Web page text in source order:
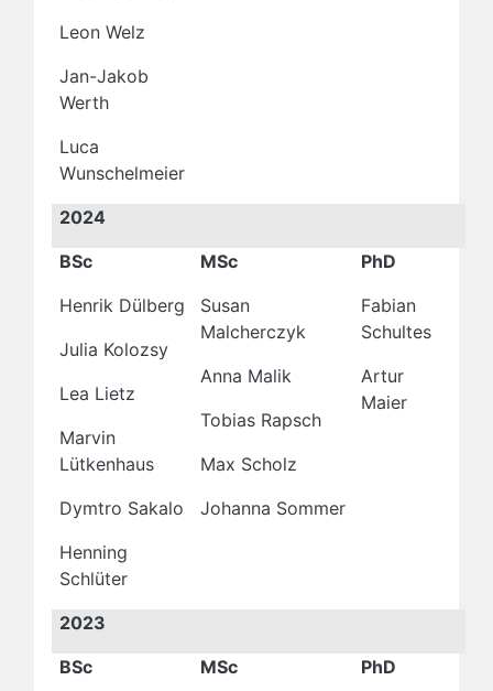
Leon Welz
Jan-Jakob
Werth
Luca
Wunschelmeier
2024
BSc
MSc
PhD
Henrik Dülberg
Julia Kolozsy
Lea Lietz
Marvin
Lütkenhaus
Dymtro Sakalo
Henning
Schlüter
Susan
Malcherczyk
Anna Malik
Tobias Rapsch
Max Scholz
Johanna Sommer
Fabian
Schultes
Artur
Maier
2023
BSc
MSc
PhD